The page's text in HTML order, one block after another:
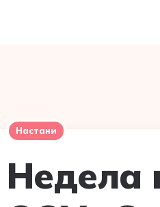
Настани
Недела